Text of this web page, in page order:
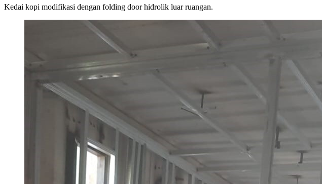
Kedai kopi modifikasi dengan folding door hidrolik luar ruangan.